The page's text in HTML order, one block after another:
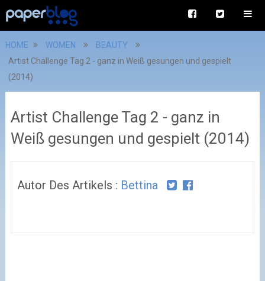
HOME WOMEN
BEAUTY
Artist Challenge Tag 2 - ganz in Weiß gesungen und gespielt
(2014)
Artist Challenge Tag 2 - ganz in
Weiß gesungen und gespielt (2014)
Autor Des Artikels : Bettina